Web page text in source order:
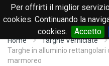
Per offrirti il miglior
cookies. Continuando la
cookies.
Accetto
Home
Targhe Verniciate
Targhe in alluminio rettangolari
marmoreo